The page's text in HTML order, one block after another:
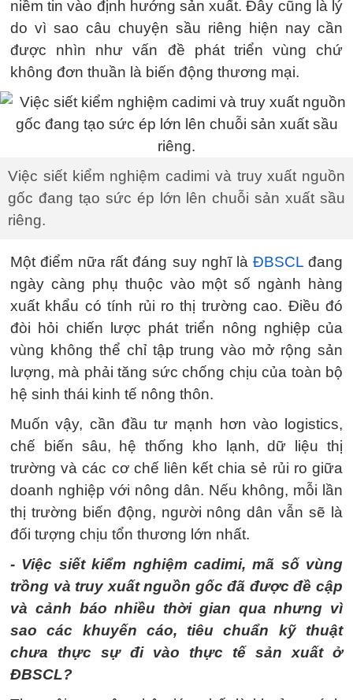
niềm tin vào định hướng sản xuất. Đây cũng là lý
do vì sao câu chuyện sầu riêng hiện nay cần
được nhìn như vấn đề phát triển vùng chứ
không đơn thuần là biến động thương mại.
Việc siết kiểm nghiệm cadimi và truy xuất nguồn
gốc đang tạo sức ép lớn lên chuỗi sản xuất sầu
riêng.
Một điểm nữa rất đáng suy nghĩ là ĐBSCLđang
ngày càng phụ thuộc vào một số ngành hàng
xuất khẩu có tính rủi ro thị trường cao. Điều đó
đòi hỏi chiến lược phát triển nông nghiệp của
vùng không thể chỉ tập trung vào mở rộng sản
lượng, mà phải tăng sức chống chịu của toàn bộ
hệ sinh thái kinh tế nông thôn.
Muốn vậy, cần đầu tư mạnh hơn vào logistics,
chế biến sâu, hệ thống kho lạnh, dữ liệu thị
trường và các cơ chế liên kết chia sẻ rủi ro giữa
doanh nghiệp với nông dân. Nếu không, mỗi lần
thị trường biến động, người nông dân vẫn sẽ là
đối tượng chịu tổn thương lớn nhất.
- Việc siết kiểm nghiệm cadimi, mã số vùng
trồng và truy xuất nguồn gốc đã được đề cập
và cảnh báo nhiều thời gian qua nhưng vì
sao các khuyến cáo, tiêu chuẩn kỹ thuật
chưa thực sự đi vào thực tế sản xuất ở
ĐBSCL?